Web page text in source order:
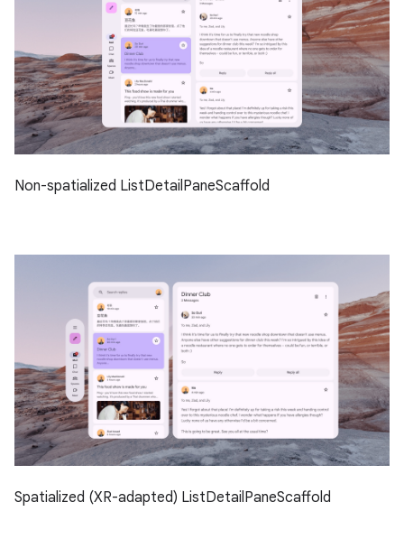
Non-spatialized ListDetailPaneScaffold
Spatialized (XR-adapted) ListDetailPaneScaffold